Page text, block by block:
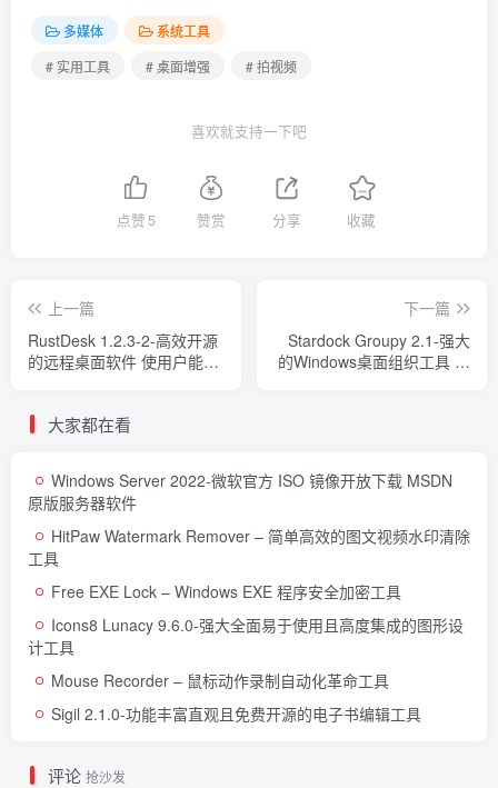
多媒体
系统工具
# 实用工具
# 桌面增强 # 拍视频
喜欢就支持一下吧
点赞 5 赞赏 分享 收藏
上一篇
RustDesk 1.2.3-2-高效开源
的远程桌面软件 使用户能够
下一篇
Stardock Groupy 2.1-强大
的Windows桌面组织工具 高
大家都在看
Windows Server 2022-微软官方 ISO 镜像开放下载 MSDN
原版服务器软件
HitPaw Watermark Remover – 简单高效的图文视频水印清除
工具
Free EXE Lock – Windows EXE 程序安全加密工具
Icons8 Lunacy 9.6.0-强大全面易于使用且高度集成的图形设
计工具
Mouse Recorder – 鼠标动作录制自动化革命工具
Sigil 2.1.0-功能丰富直观且免费开源的电子书编辑工具
评论 抢沙发